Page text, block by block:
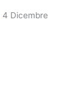
4 Dicembre